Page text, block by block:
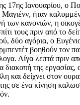
17ης Ιανουαρίου, ο
ήταν
των κανονιών, η
τους πριν από το
δύο αγόρια, ο
βοηθούν τον
Λίγα λεπτά πριν
διακοπή της εργασίας,
και δείχνει στον
σε ένα κίνηση